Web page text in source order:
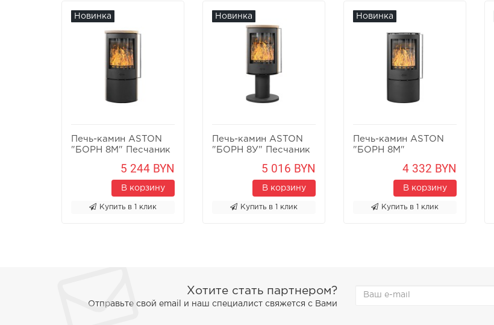
Новинка
Печь-камин ASTON
"БОРН 8М" Песчаник
5 244 BYN
В корзину
Купить в 1 клик
Новинка
Печь-камин ASTON
"БОРН 8У" Песчаник
5 016 BYN
В корзину
Купить в 1 клик
Новинка
Печь-камин ASTON
"БОРН 8М"
4 332 BYN
В корзину
Купить в 1 клик
Хотите стать партнером?
Отправьте свой email и наш специалист свяжется с Вами